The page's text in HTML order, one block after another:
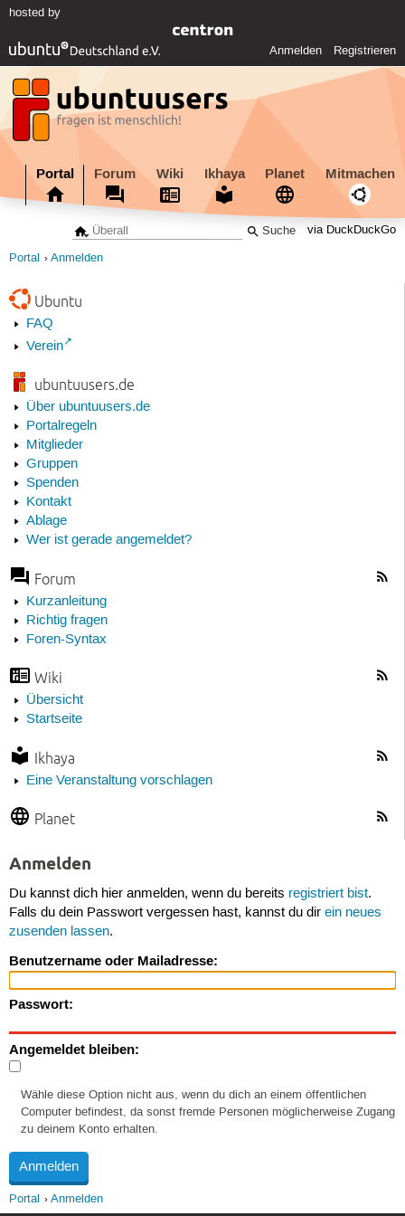
hosted by
Anmelden Registrieren
Portal Forum Wiki Ikhaya Planet Mitmachen
via DuckDuckGo
Portal Anmelden
Ubuntu
FAQ
Verein
ubuntuusers.de
Über ubuntuusers.de
Portalregeln
Mitglieder
Gruppen
Spenden
Kontakt
Ablage
Wer ist gerade angemeldet?
Forum
Kurzanleitung
Richtig fragen
Foren-Syntax
Wiki
Übersicht
Startseite
Ikhaya
Eine Veranstaltung vorschlagen
Planet
Anmelden
Du kannst dich hier anmelden, wenn du bereits registriert bist.
Falls du dein Passwort vergessen hast, kannst du dir ein neues
zusenden lassen.
Benutzername oder Mailadresse:
Passwort:
Angemeldet bleiben:
Wähle diese Option nicht aus, wenn du dich an einem öffentlichen
Computer befindest, da sonst fremde Personen möglicherweise Zugang
zu deinem Konto erhalten.
Portal Anmelden